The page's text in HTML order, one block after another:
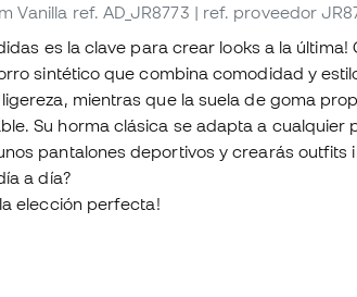
Vanilla ref. AD_JR8773 | ref. proveedor
es la clave para crear looks a la
sintético que combina comodidad y
mientras que la suela de goma
Su horma clásica se adapta a cualquier
pantalones deportivos y crearás outfits
a día?
la elección perfecta!